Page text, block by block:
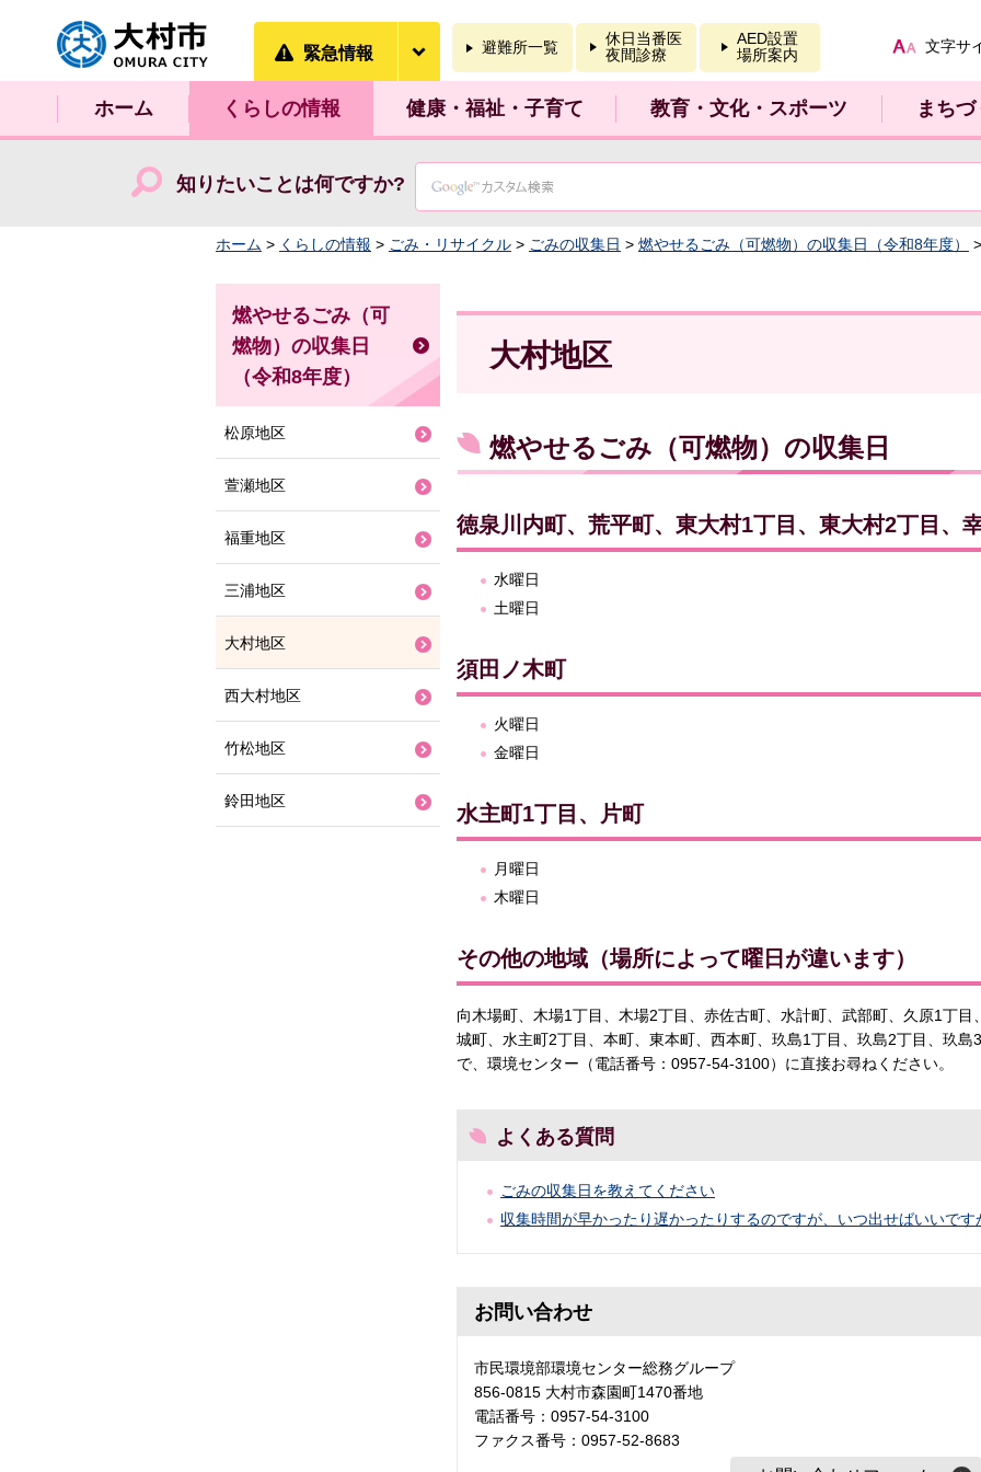
大村市
緊急情報 避難所一覧
休日当番医
夜間診療
AED設置
場所案内
文字サ
ホーム くらしの情報 健康・福祉・子育て 教育・文化・スポーツ まち
知りたいことは何ですか?
ホーム > くらしの情報 > ごみ・リサイクル > ごみの収集日 > 燃やせるごみ（可燃物）の収集日（令和8年度）
大村地区
燃やせるごみ（可燃物）の収集日
徳泉川内町、荒平町、東大村1丁目、東大村2丁目、
水曜日
土曜日
須田ノ木町
火曜日
金曜日
水主町1丁目、片町
月曜日
木曜日
その他の地域（場所によって曜日が違います）
向木場町、木場1丁目、木場2丁目、赤佐古町、水計町、武部町、久原1丁
城町、水主町2丁目、本町、東本町、西本町、玖島1丁目、玖島2丁目、玖
で、環境センター（電話番号：0957-54-3100）に直接お尋ねください。
よくある質問
ごみの収集日を教えてください
収集時間が早かったり遅かったりするのですが、いつ出せばいいです
お問い合わせ
市民環境部環境センター総務グループ
856-0815 大村市森園町1470番地
電話番号：0957-54-3100
ファクス番号：0957-52-8683
燃やせるごみ（可
燃物）の収集日
（令和8年度）
松原地区
萱瀬地区
福重地区
三浦地区
大村地区
西大村地区
竹松地区
鈴田地区